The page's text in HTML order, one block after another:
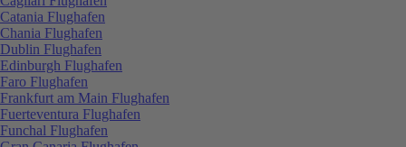
Catania Flughafen
Chania Flughafen
Dublin Flughafen
Edinburgh Flughafen
Faro Flughafen
Frankfurt am Main Flughafen
Fuerteventura Flughafen
Funchal Flughafen